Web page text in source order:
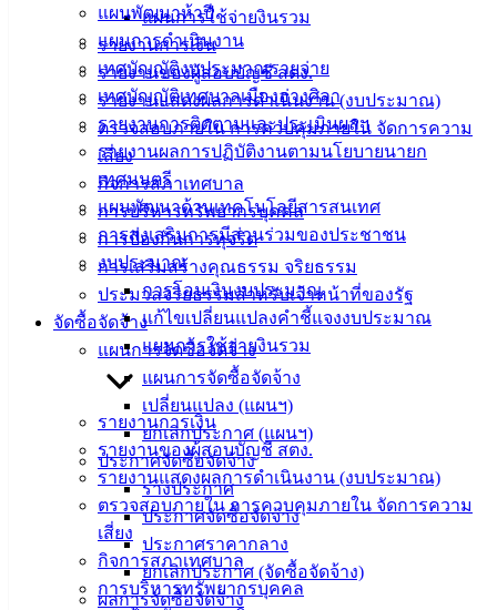
แผนการใช้จ่ายงินรวม
รายงานการเงิน
รายงานของผู้สอบบัญชี สตง.
รายงานแสดงผลการดำเนินงาน (งบประมาณ)
ตรวจสอบภายใน การควบคุมภายใน จัดการความ
เสี่ยง
กิจการสภาเทศบาล
การบริหารทรัพยากรบุคคล
การป้องกันการทุจริต
การเสริมสร้างคุณธรรม จริยธรรม
ประมวลจริยธรรมสำหรับเจ้าหน้าที่ของรัฐ
จัดซื้อจัดจ้าง
แผนการจัดซื้อจัดจ้าง
แผนการจัดซื้อจัดจ้าง
เปลี่ยนแปลง (แผนฯ)
ยกเลิกประกาศ (แผนฯ)
ประกาศจัดซื้อจัดจ้าง
ร่างประกาศ
ประกาศจัดซื้อจัดจ้าง
ประกาศราคากลาง
ยกเลิกประกาศ (จัดซื้อจัดจ้าง)
ผลการจัดซื้อจัดจ้าง
แผนพัฒนาห้าปี
แผนการดำเนินงาน
เทศบัญญัติงบประมาณรายจ่าย
เทศบัญญัติเทศบาลเมืองอ่างศิลา
รายงานการติดตามและประเมินผลฯ
รายงานผลการปฏิบัติงานตามนโยบายนายก
เทศมนตรี
แผนพัฒนาด้านเทคโนโลยีสารสนเทศ
การส่งเสริมการมีส่วนร่วมของประชาชน
งบประมาณ
การโอนเงินงบประมาณ
แก้ไขเปลี่ยนแปลงคำชี้แจงงบประมาณ
แผนการใช้จ่ายงินรวม
รายงานการเงิน
รายงานของผู้สอบบัญชี สตง.
รายงานแสดงผลการดำเนินงาน (งบประมาณ)
ตรวจสอบภายใน การควบคุมภายใน จัดการความ
เสี่ยง
กิจการสภาเทศบาล
การบริหารทรัพยากรบุคคล
องค์
ความรู้
(Knowledge
Management)
เทศบาล
สายตรง
นายก
ประวัติ
เทศบาล
ผู้บริหาร
ราชการ
เทศบาล
สงวนลิขสิทธิ์ © 2563 เทศบาลเมืองอ่างศิลา จังหวัดชลบุรี |
angsilacity.go.th | Powered byBuuscript